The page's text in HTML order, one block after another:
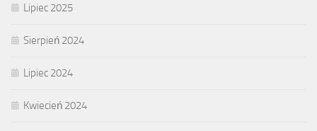
Lipiec 2025
Sierpień 2024
Lipiec 2024
Kwiecień 2024